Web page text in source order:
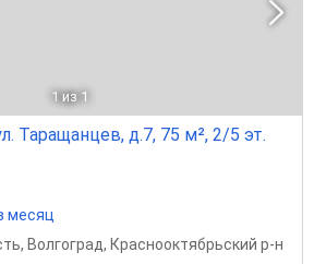
1 из 1
Таращанцев, д.7, 75 м², 2/5 эт.
месяц
, Волгоград, Краснооктябрьский р-н